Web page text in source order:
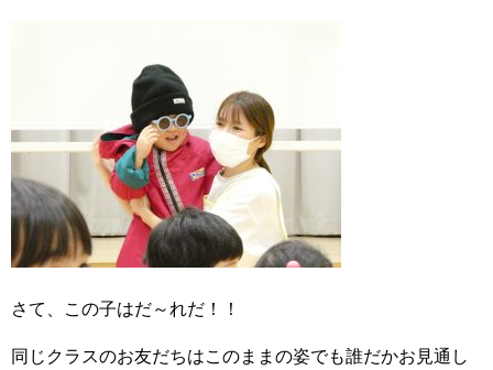
さて、この子はだ～れだ！！
同じクラスのお友だちはこのままの姿でも誰だかお見通し